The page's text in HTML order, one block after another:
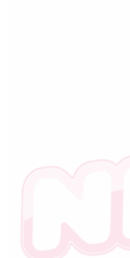
【「AFTEE先享後付
１．於結帳方式選擇
結帳頁面，進行簡訊
２．訂單成立數日內
３．收到繳費通知簡
ATM／網路銀行／等
※ 請注意：結帳手續
購買商品的店家。未
※ 交易是否成功請以
是否繳費成功／繳費
【注意事項】
１．透過由恩沛科技
每筆NT$100，滿
每筆NT$100，滿
每筆NT$100，滿
海外國家